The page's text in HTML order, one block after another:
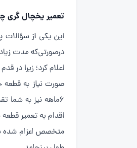
تعمیر یخچال گری
این یکی از سؤالات
درصورتی‌که مدت
اعلام کرد؛ زیرا
صورت نیاز به
۶ماهه نیز به شما
اقدام به تعمیر
متخصص اعزام شده